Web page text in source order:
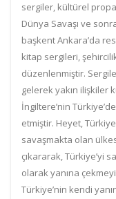
sergiler, kültürel
Dünya Savaşı ve
başkent Ankara’da
kitap sergileri,
düzenlenmiştir.
gelerek yakın ilişkiler
İngiltere’nin
etmiştir. Heyet,
savaşmakta olan
çıkararak, Türkiye’yi
olarak yanına
Türkiye’nin kendi